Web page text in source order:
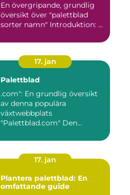
En övergripande, grundlig
översikt över "palettblad
sorter namn" Introduktion: ...
17. jan
Palettblad
.com": En grundlig översikt
av denna populära
växtwebbplats
"Palettblad.com" Den
17. jan
Plantera palettblad: En
omfattande guide